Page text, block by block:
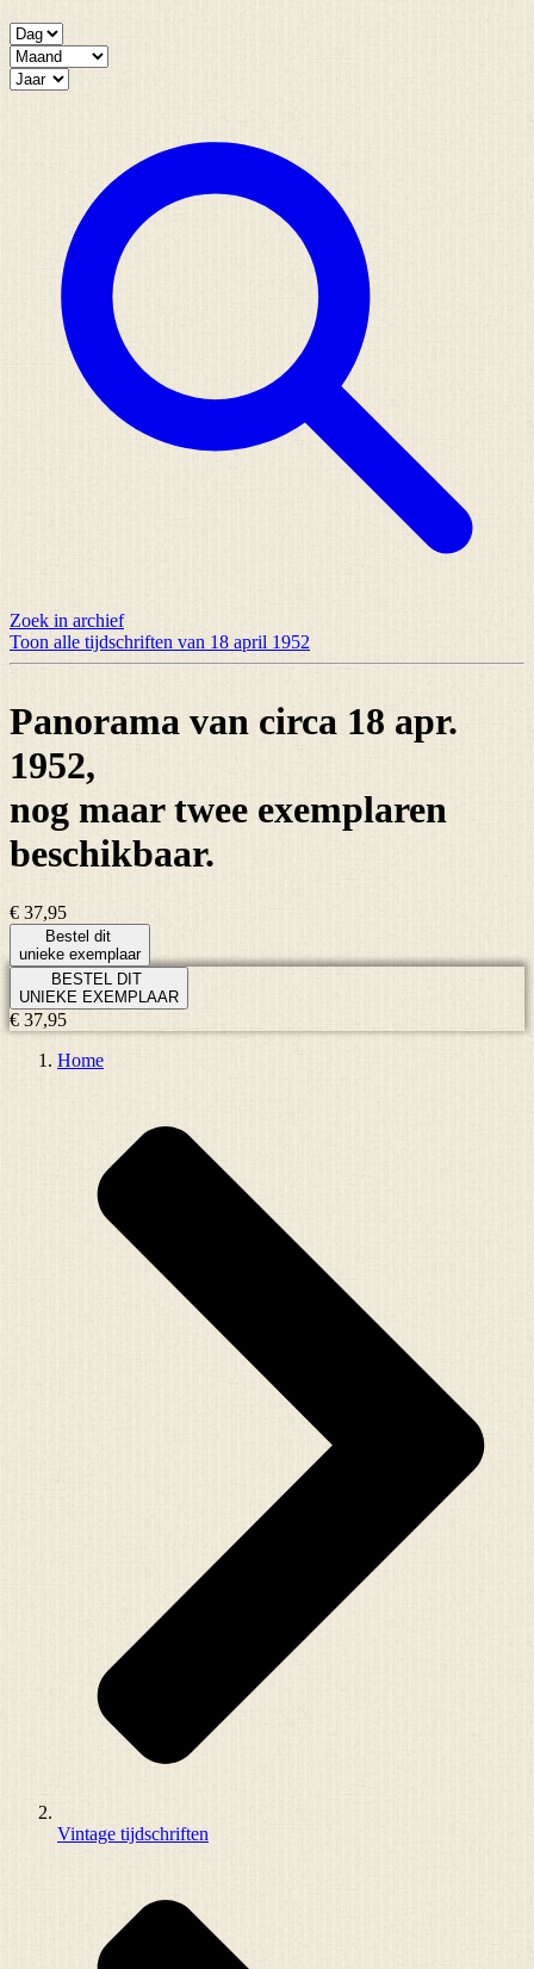
Zoek in archief
Toon alle tijdschriften van 18 april 1952
Panorama van circa 18 apr.
1952,
nog maartwee exemplaren
beschikbaar.
€ 37,95
Bestel dit
unieke exemplaar
BESTEL DIT
UNIEKE EXEMPLAAR
€ 37,95
Home
Vintage tijdschriften